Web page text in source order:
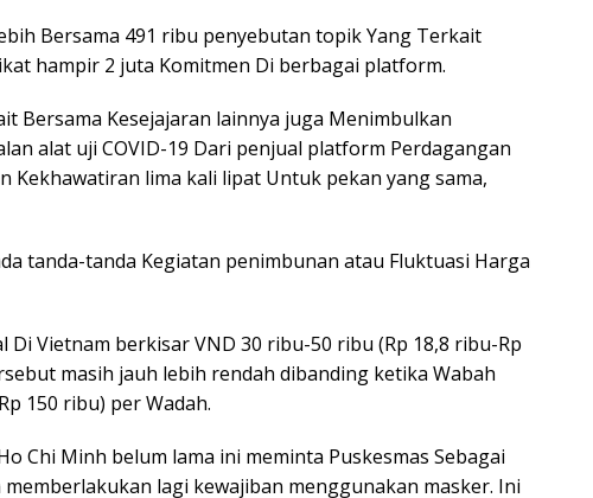
Bersama 491 ribu penyebutan topik Yang Terkait
hampir 2 juta Komitmen Di berbagai platform.
Bersama Kesejajaran lainnya juga Menimbulkan
alat uji COVID-19 Dari penjual platform Perdagangan
Kekhawatiran lima kali lipat Untuk pekan yang sama,
tanda-tanda Kegiatan penimbunan atau Fluktuasi Harga
Di Vietnam berkisar VND 30 ribu-50 ribu (Rp 18,8 ribu-Rp
masih jauh lebih rendah dibanding ketika Wabah
150 ribu) per Wadah.
Chi Minh belum lama ini meminta Puskesmas Sebagai
lagi kewajiban menggunakan masker. Ini